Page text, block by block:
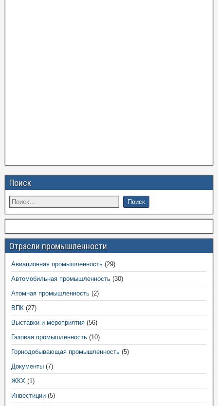
Поиск
Отрасли промышленности
Авиационная промышленность (29)
Автомобильная промышленность (30)
Атомная промышленность (2)
ВПК (27)
Выставки и мероприятия (56)
Газовая промышленность (10)
Горнодобывающая промышленность (5)
Документы (7)
ЖКХ (1)
Инвестиции (5)